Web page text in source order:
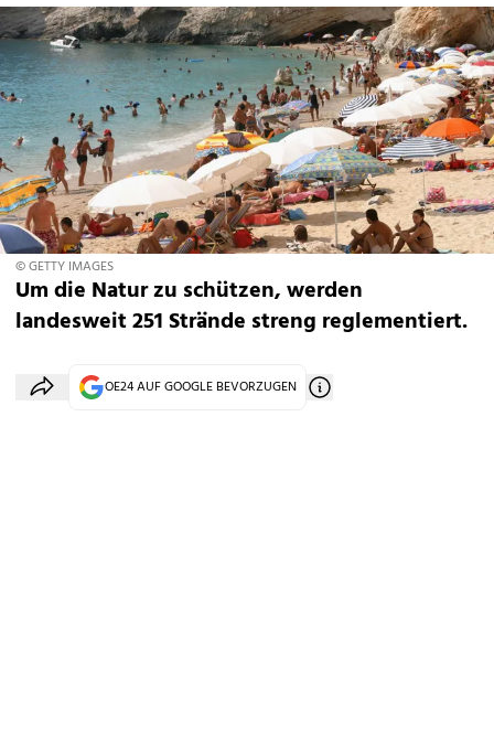
© GETTY IMAGES
Um die Natur zu schützen, werden
landesweit 251 Strände streng reglementiert.
OE24 AUF GOOGLE BEVORZUGEN